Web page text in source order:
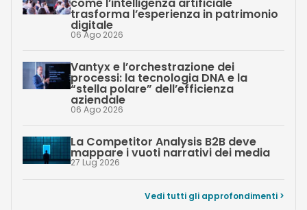
come l’intelligenza artificiale
trasforma l’esperienza in patrimonio
digitale
06 Ago 2026
Vantyx e l’orchestrazione dei
processi: la tecnologia DNA e la
“stella polare” dell’efficienza
aziendale
06 Ago 2026
La Competitor Analysis B2B deve
mappare i vuoti narrativi dei media
27 Lug 2026
Vedi tutti gli approfondimenti >